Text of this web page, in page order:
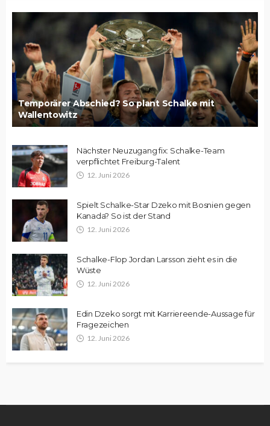
Temporärer Abschied? So plant Schalke mit
Wallentowitz
Nächster Neuzugang fix: Schalke-Team
verpflichtet Freiburg-Talent
12. Juni 2026
Spielt Schalke-Star Dzeko mit Bosnien gegen
Kanada? So ist der Stand
12. Juni 2026
Schalke-Flop Jordan Larsson zieht es in die
Wüste
12. Juni 2026
Edin Dzeko sorgt mit Karriereende-Aussage für
Fragezeichen
12. Juni 2026